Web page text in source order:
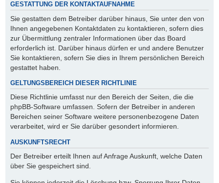
GESTATTUNG DER KONTAKTAUFNAHME
Sie gestatten dem Betreiber darüber hinaus, Sie unter den von
Ihnen angegebenen Kontaktdaten zu kontaktieren, sofern dies
zur Übermittlung zentraler Informationen über das Board
erforderlich ist. Darüber hinaus dürfen er und andere Benutzer
Sie kontaktieren, sofern Sie dies in Ihrem persönlichen Bereich
gestattet haben.
GELTUNGSBEREICH DIESER RICHTLINIE
Diese Richtlinie umfasst nur den Bereich der Seiten, die die
phpBB-Software umfassen. Sofern der Betreiber in anderen
Bereichen seiner Software weitere personenbezogene Daten
verarbeitet, wird er Sie darüber gesondert informieren.
AUSKUNFTSRECHT
Der Betreiber erteilt Ihnen auf Anfrage Auskunft, welche Daten
über Sie gespeichert sind.